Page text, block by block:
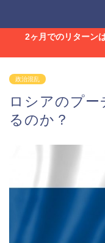
2ヶ月でのリターン
政治混乱
ロシアのプー
るのか？